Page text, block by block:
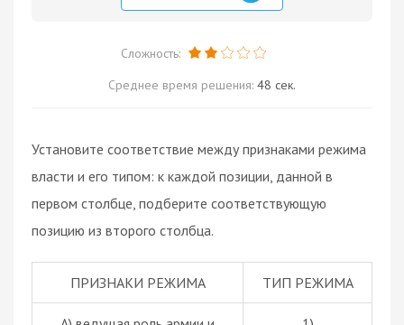
Сложность:
Среднее время решения: 48 сек.
Установите соответствие между признаками режима
власти и его типом: к каждой позиции, данной в
первом столбце, подберите соответствующую
позицию из второго столбца.
ПРИЗНАКИ РЕЖИМА ТИП РЕЖИМА